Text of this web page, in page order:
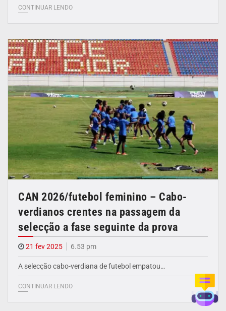
CONTINUAR LENDO
CAN 2026/futebol feminino – Cabo-
verdianos crentes na passagem da
selecção a fase seguinte da prova
21 fev 2025 6.53 pm
A selecção cabo-verdiana de futebol empatou…
CONTINUAR LENDO